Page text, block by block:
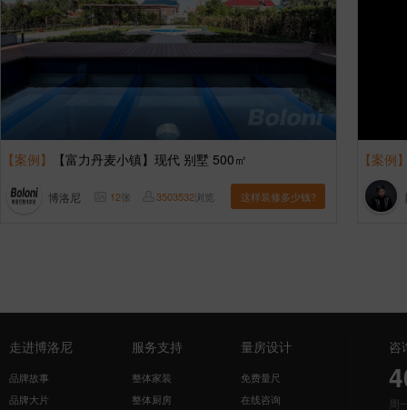
【案例】 【富力丹麦小镇】现代 别墅 500㎡
博洛尼 12张 3503532浏览 这样装修多少钱?
【案例
走进博洛尼
品牌故事
品牌大片
服务支持
整体家装
整体厨房
量房设计
免费量尺
在线咨询
咨
周